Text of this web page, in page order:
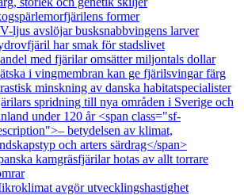
former
ljus avslöjar busksnabbvingens larver
har smak för stadslivet
med fjärilar omsätter miljontals dollar
i vingmembran kan ge fjärilsvingar färg
minskning av danska habitatspecialister
spridning till nya områden i Sverige och
under 120 år <span class="sf-
betydelsen av klimat,
och arters särdrag</span>
kamgräsfjärilar hotas av allt torrare
avgör utvecklingshastighet